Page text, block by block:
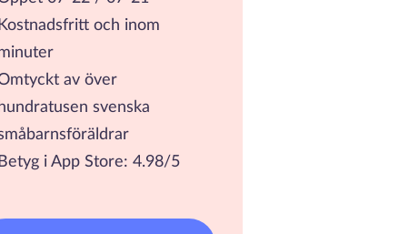
Kostnadsfritt och inom
av över
hundratusen svenska
Betyg i App Store: 4.98/5